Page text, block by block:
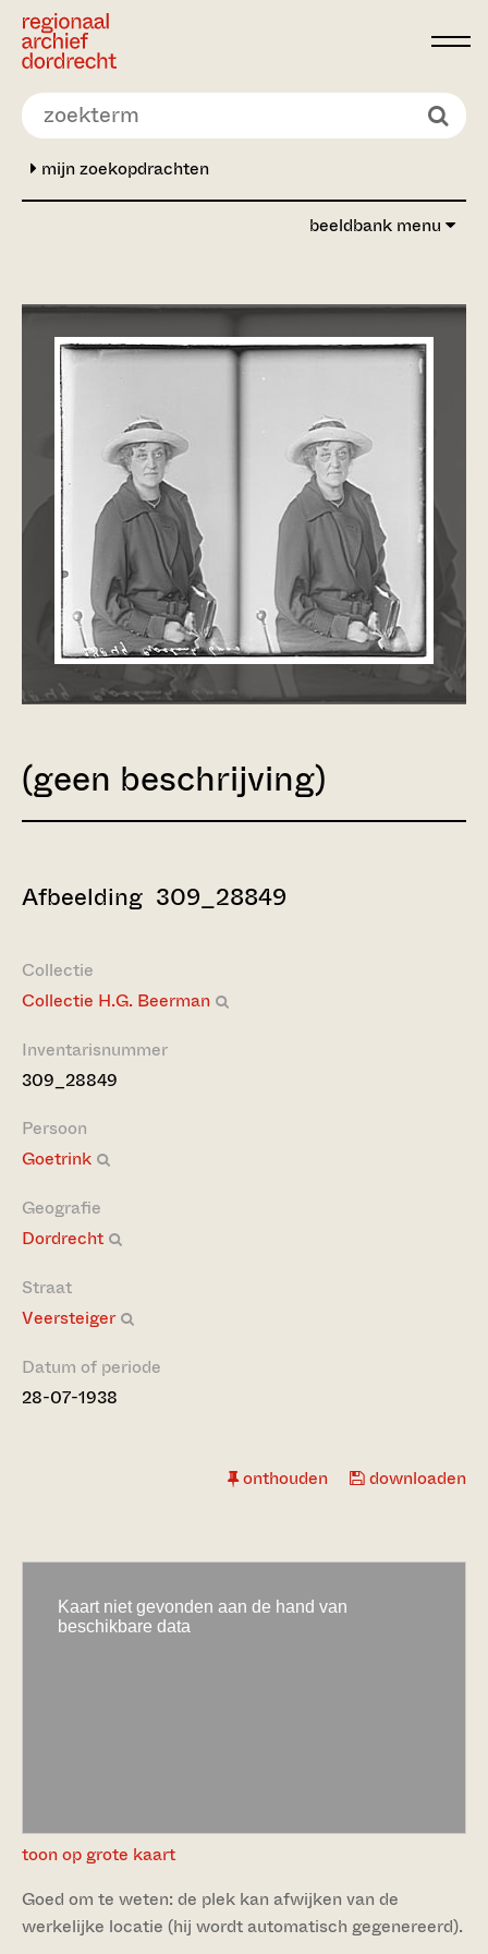
Ga direct naar de inhoud
mijn zoekopdrachten
beeldbank menu
(geen beschrijving)
Afbeelding 309_28849
Collectie
Collectie H.G. Beerman
Inventarisnummer
309_28849
Persoon
Goetrink
Geografie
Dordrecht
Straat
Veersteiger
Datum of periode
28-07-1938
onthouden downloaden
toon op grote kaart
Goed om te weten: de plek kan afwijken van de
werkelijke locatie (hij wordt automatisch gegenereerd).